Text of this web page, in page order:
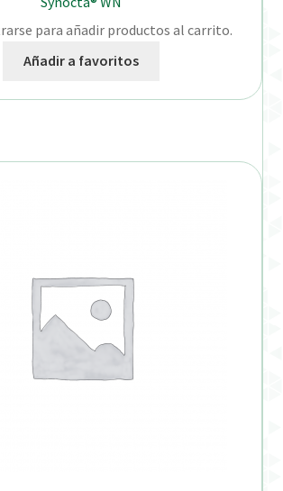
para añadir productos al carrito.
Añadir a favoritos